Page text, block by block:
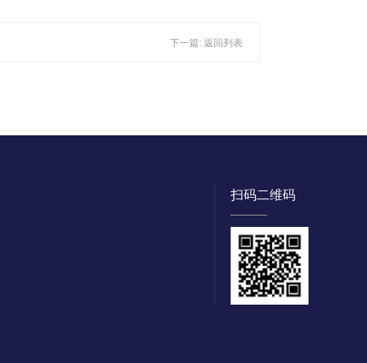
下一篇: 返回列表
扫码二维码